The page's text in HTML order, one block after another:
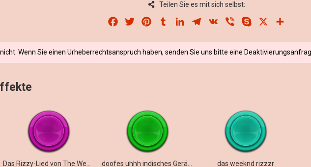
Teilen Sie es mit sich selbst:
Facebook
Twitter PinterestTumblrLinkedInTelegram
VK Viber Skype
Wenn Sie einen Urheberrechtsanspruch haben, senden Sie uns bitte eine
das weeknd rizzzr